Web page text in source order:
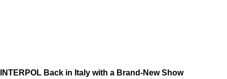
INTERPOL Back in Italy with a Brand-New Show